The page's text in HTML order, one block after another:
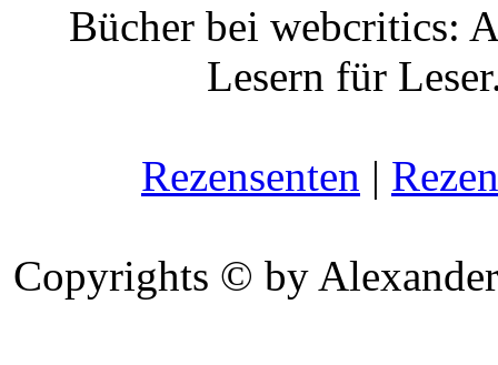
Bücher bei webcritics:
Lesern für
Rezensenten |
Copyrights © by